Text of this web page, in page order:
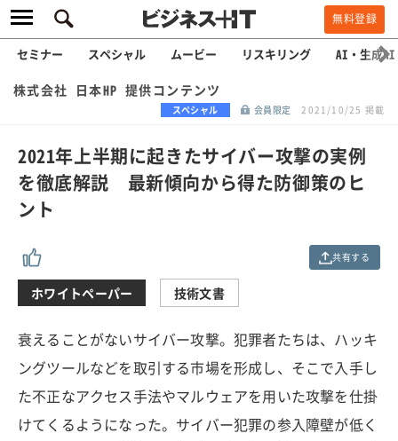
無料登録
セミナー スペシャル ムービー リスキリング AI・生成AI
株式会社 日本HP 提供コンテンツ
スペシャル 会員限定 2021/10/25 掲載
2021年上半期に起きたサイバー攻撃の実例
を徹底解説 最新傾向から得た防御策のヒ
ント
共有する
ホワイトペーパー 技術文書
衰えることがないサイバー攻撃。犯罪者たちは、ハッキ
ングツールなどを取引する市場を形成し、そこで入手し
た不正なアクセス手法やマルウェアを用いた攻撃を仕掛
けてくるようになった。サイバー犯罪の参入障壁が低く